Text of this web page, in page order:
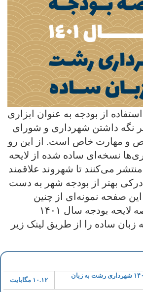
از بودجه به عنوان ابزاری
نگه داشتن شهرداری و شورای
و مهارت خاص است. از این رو
نسخه‌ای ساده شده از لایحه
می‌کنند تا شهروند علاقمند
درکی بهتر از بودجه شهر به دست
صفحه نمونه‌ای از چنین
تلاشی است. خلاصه لایحه بودجه سال ۱۴۰۱
ساده را از طریق لینک زیر
خلاصه بودجه سال ۱۴۰۱ شهرداری رشت به زبان
۱۰.۱۲ مگابایت